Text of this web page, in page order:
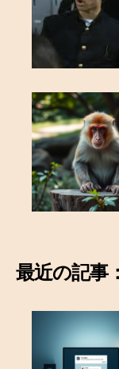
最近の記事：